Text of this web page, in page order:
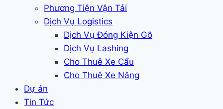
Phương Tiện Vận Tải
Dịch Vụ Logistics
Dịch Vụ Đóng Kiện Gỗ
Dịch Vụ Lashing
Cho Thuê Xe Cẩu
Cho Thuê Xe Nâng
Dự án
Tin Tức